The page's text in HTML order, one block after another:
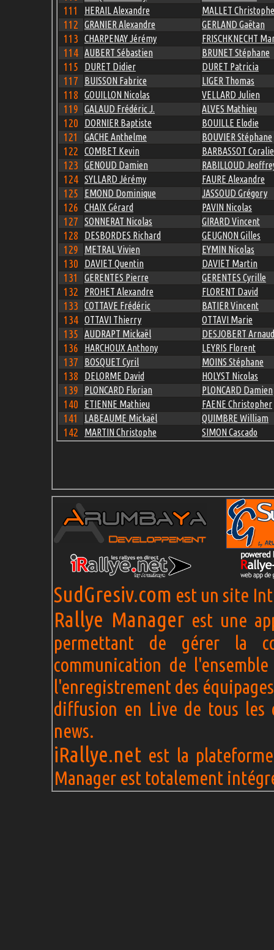
111 HERAIL Alexandre MALLET Christophe
112 GRANIER Alexandre GERLAND Gaëtan
113 CHARPENAY Jérémy FRISCHKNECHT
114 AUBERT Sébastien BRUNET Stéphane
115 DURET Didier DURET Patricia
117 BUISSON Fabrice LIGER Thomas
118 GOUILLON Nicolas VELLARD Julien
119 GALAUD Frédéric J. ALVES Mathieu
120 DORNIER Baptiste BOUILLE Elodie
121 GACHE Anthelme BOUVIER Stéphane
122 COMBET Kevin BARBASSOT Coralie
123 GENOUD Damien RABILLOUD
124 SYLLARD Jérémy FAURE Alexandre
125 EMOND Dominique JASSOUD Grégory
126 CHAIX Gérard PAVIN Nicolas
127 SONNERAT Nicolas GIRARD Vincent
128 DESBORDES Richard GEUGNON Gilles
129 METRAL Vivien EYMIN Nicolas
130 DAVIET Quentin DAVIET Martin
131 GERENTES Pierre GERENTES Cyrille
132 PROHET Alexandre FLORENT David
133 COTTAVE Frédéric BATIER Vincent
134 OTTAVI Thierry OTTAVI Marie
135 AUDRAPT Mickaël DESJOBERT Arnaud
136 HARCHOUX Anthony LEYRIS Florent
137 BOSQUET Cyril MOINS Stéphane
138 DELORME David HOLYST Nicolas
139 PLONCARD Florian PLONCARD Damien
140 ETIENNE Mathieu FAENE Christopher
141 LABEAUME Mickaël QUIMBRE William
142 MARTIN Christophe SIMON Cascado
SudGresiv.com est un site
Rallye Manager est une
permettant de gérer la
communication de
l'enregistrement des
diffusion en Live de tous les
news.
iRallye.net est la
Manager est totalement